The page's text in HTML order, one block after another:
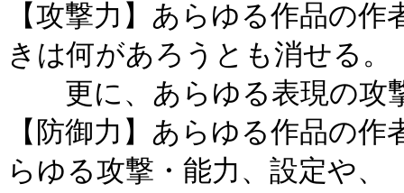
【攻撃力】あらゆる作品の
きは何があろうとも消せる。
更に、あらゆる表現の攻
【防御力】あらゆる作品の
らゆる攻撃・能力、設定や、